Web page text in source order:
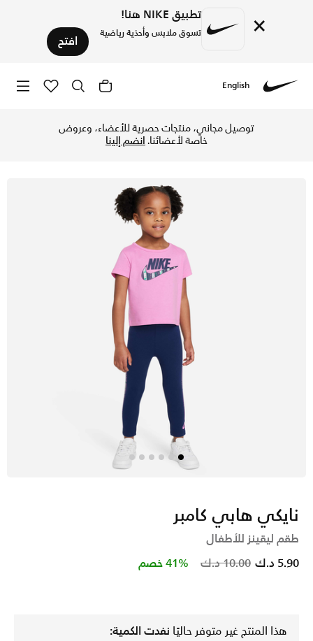
× تطبيق NIKE هنا!
تسوق ملابس وأحذية رياضية افتح
English
توصيل مجاني، منتجات حصرية للأعضاء، وعروض
خاصة لأعضائنا.انضم إلينا
نايكي هابي كامبر
طقم ليقينز للأطفال
Price reduced from
10.00 د.ك to 5.90 د.ك 41% خصم
هذا المنتج غير متوفر حاليًا نفدت الكمية: